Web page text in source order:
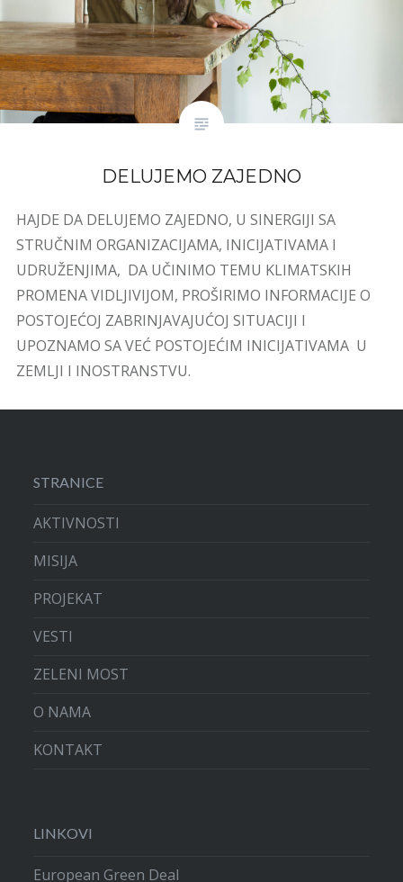
DELUJEMO ZAJEDNO
HAJDE DA DELUJEMO ZAJEDNO, U SINERGIJI SA
STRUČNIM ORGANIZACIJAMA, INICIJATIVAMA I
UDRUŽENJIMA, DA UČINIMO TEMU KLIMATSKIH
PROMENA VIDLJIVIJOM, PROŠIRIMO INFORMACIJE O
POSTOJEĆOJ ZABRINJAVAJUĆOJ SITUACIJI I
UPOZNAMO SA VEĆ POSTOJEĆIM INICIJATIVAMA U
ZEMLJI I INOSTRANSTVU.
STRANICE
AKTIVNOSTI
MISIJA
PROJEKAT
VESTI
ZELENI MOST
O NAMA
KONTAKT
LINKOVI
European Green Deal